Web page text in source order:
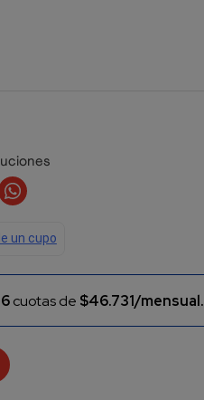
6cuotas de $46.731/mensual.